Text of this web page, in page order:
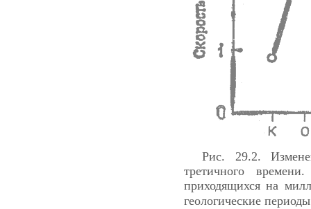
Рис. 29.2.
третичного
приходящихся на
геологические